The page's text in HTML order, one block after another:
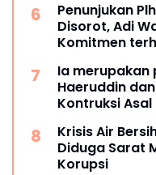
Penunjukan
Disorot, Adi
Komitmen
Ia merupakan
Haeruddin
Kontruksi Asal
Krisis Air
Diduga Sarat
Korupsi